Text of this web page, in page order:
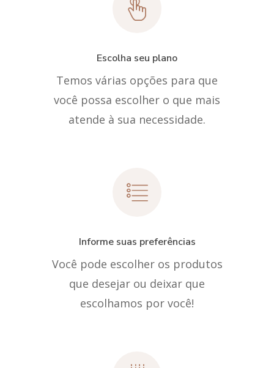
Escolha seu plano
Temos várias opções para que
você possa escolher o que mais
atende à sua necessidade.
Informe suas preferências
Você pode escolher os produtos
que desejar ou deixar que
escolhamos por você!